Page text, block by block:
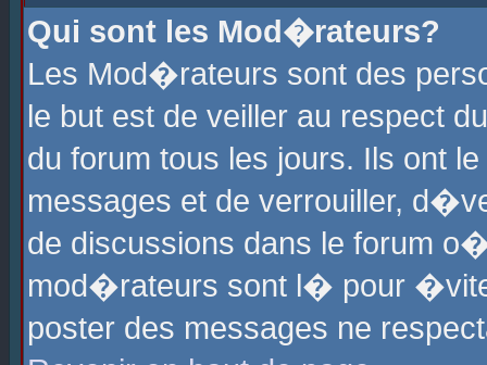
Qui sont les Mod�rateurs?
Les Mod�rateurs sont des
le but est de veiller au respect
du forum tous les jours. Ils ont
messages et de verrouiller,
de discussions dans le forum
mod�rateurs sont l� pour
poster des messages ne